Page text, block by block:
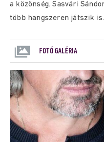
a közönség. Sasvári
több hangszeren játszik is.
FOTÓ GALÉRIA